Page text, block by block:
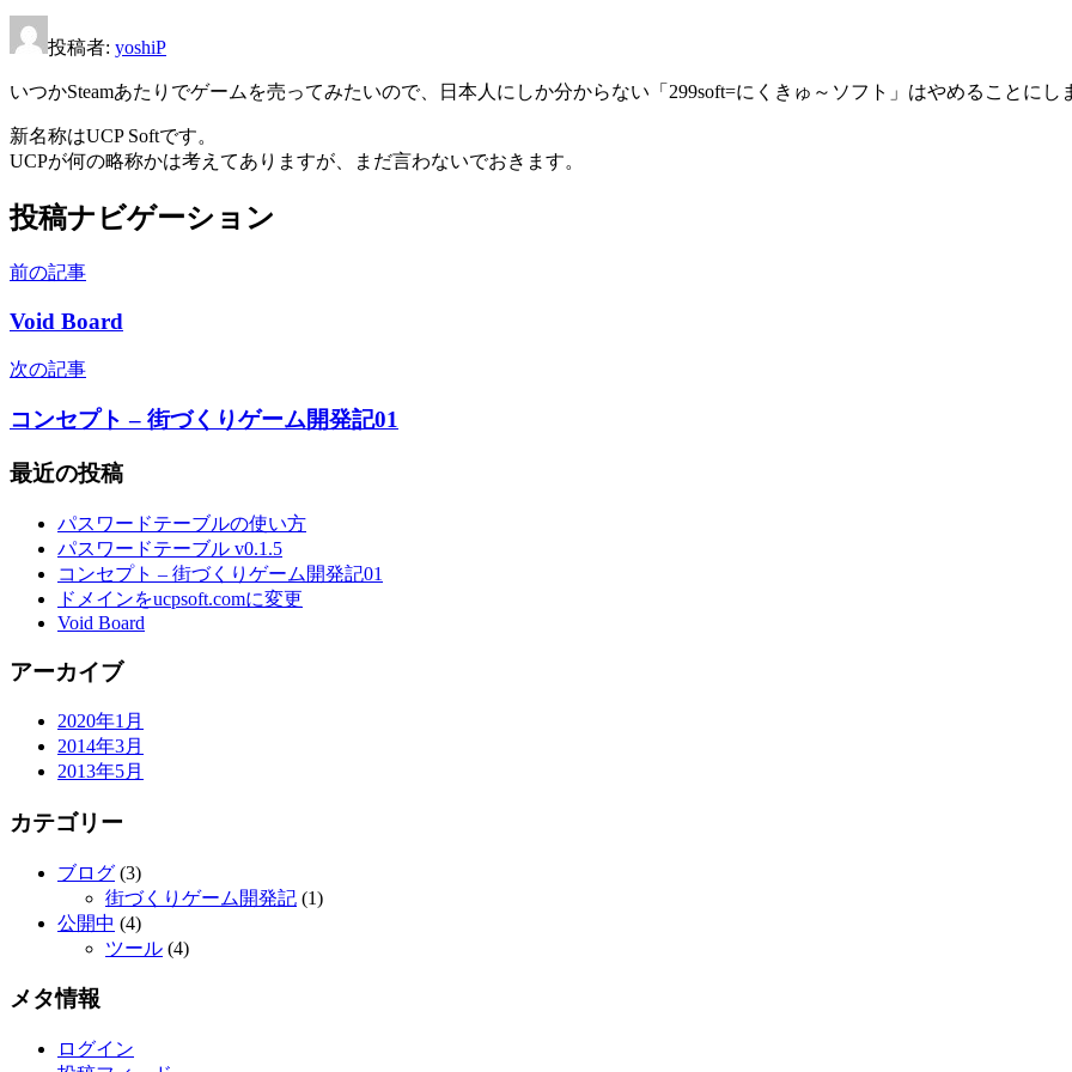
す)
投稿者: yoshiP
いつかSteamあたりでゲームを売ってみたいので、日本人にしか分からない「299soft=にくきゅ～ソフト」はやめることにし
新名称はUCP Softです。
UCPが何の略称かは考えてありますが、まだ言わないでおきます。
投稿ナビゲーション
前の記事
Void Board
次の記事
コンセプト – 街づくりゲーム開発記01
最近の投稿
パスワードテーブルの使い方
パスワードテーブル v0.1.5
コンセプト – 街づくりゲーム開発記01
ドメインをucpsoft.comに変更
Void Board
アーカイブ
2020年1月
2014年3月
2013年5月
カテゴリー
ブログ (3)
街づくりゲーム開発記 (1)
公開中 (4)
ツール (4)
メタ情報
ログイン